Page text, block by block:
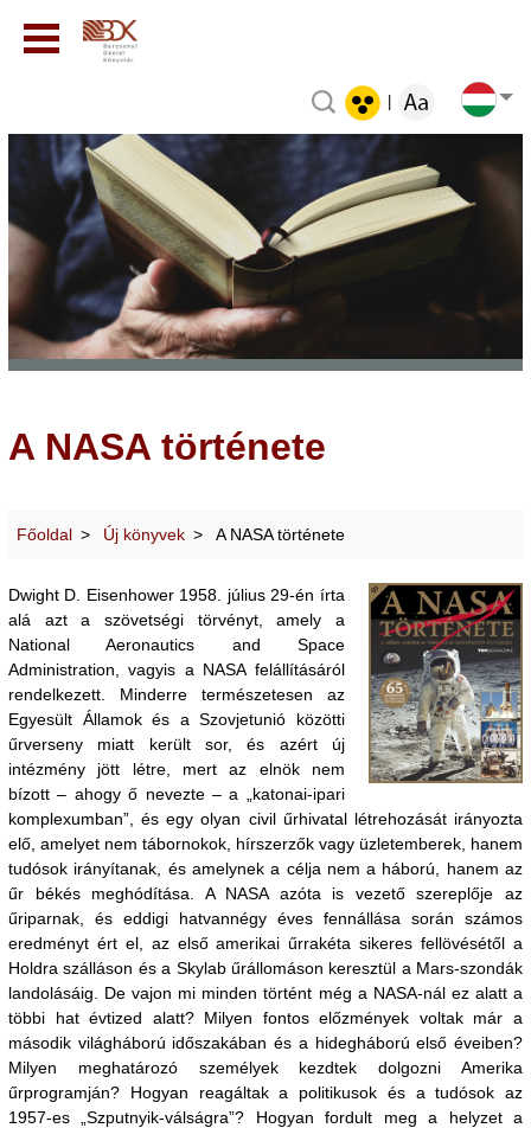
A NASA története
Főoldal Új könyvek A NASA története
Dwight D. Eisenhower 1958. július 29-én írta
alá azt a szövetségi törvényt, amely a
National Aeronautics and Space
Administration, vagyis a NASA felállításáról
rendelkezett. Minderre természetesen az
Egyesült Államok és a Szovjetunió közötti
űrverseny miatt került sor, és azért új
intézmény jött létre, mert az elnök nem
bízott – ahogy ő nevezte – a „katonai-ipari
komplexumban”, és egy olyan civil űrhivatal létrehozását irányozta
elő, amelyet nem tábornokok, hírszerzők vagy üzletemberek, hanem
tudósok irányítanak, és amelynek a célja nem a háború, hanem az
űr békés meghódítása. A NASA azóta is vezető szereplője az
űriparnak, és eddigi hatvannégy éves fennállása során számos
eredményt ért el, az első amerikai űrrakéta sikeres fellövésétől a
Holdra szálláson és a Skylab űrállomáson keresztül a Mars-szondák
landolásáig. De vajon mi minden történt még a NASA-nál ez alatt a
többi hat évtized alatt? Milyen fontos előzmények voltak már a
második világháború időszakában és a hidegháború első éveiben?
Milyen meghatározó személyek kezdtek dolgozni Amerika
űrprogramján? Hogyan reagáltak a politikusok és a tudósok az
1957-es „Szputnyik-válságra”? Hogyan fordult meg a helyzet a